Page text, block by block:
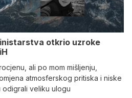
otkrio uzroke
ali po mom mišljenju,
atmosferskog pritiska i niske
veliku ulogu